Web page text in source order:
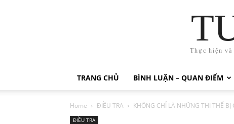
Thực hiện
TRANG CHỦ BÌNH LUẬN – QUAN ĐIỂM
Home ĐIỀU TRA KHÔNG CHỈ LÀ NHỮNG THI THỂ
ĐIỀU TRA